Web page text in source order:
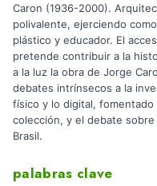
Caron (1936-2000).
polivalente, ejerciendo
plástico y educador. El
pretende contribuir a la
a la luz la obra de Jorge
debates intrínsecos a la
físico y lo digital, fomentado
colección, y el debate
Brasil.
palabras clave